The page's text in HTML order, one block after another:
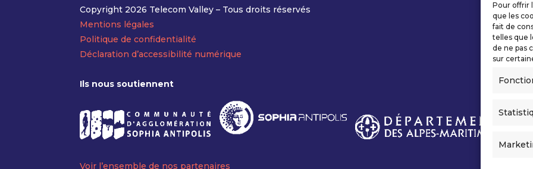
Pour offrir
que les
fait de
telles que
de ne pas
sur
Copyright 2026 Telecom Valley – Tous droits réservés
Mentions légales
Politique de confidentialité
Déclaration d’accessibilité numérique
Ils nous soutiennent
Voir l’ensemble de nos partenaires